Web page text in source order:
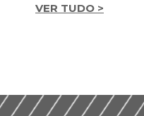
VER TUDO >